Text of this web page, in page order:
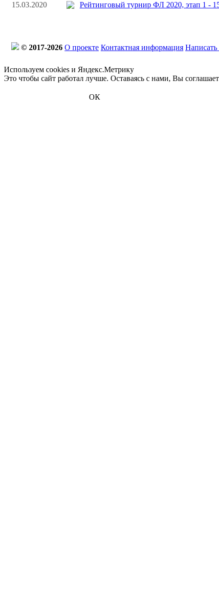
15.03.2020 Рейтинговый турнир ФЛ 2020, этап 1 -
© 2017-2026 О проекте Контактная информация
Используем cookies и Яндекс.Метрику
Это чтобы сайт работал лучше. Оставаясь с нами, Вы
ОК